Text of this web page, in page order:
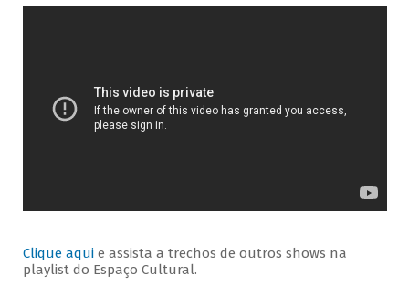
Clique aquie assista a trechos de outros shows na
playlist do Espaço Cultural.